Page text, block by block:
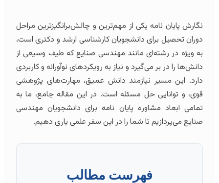
نگارش پایان نامه یکی از مهم‌ترین و چالش‌برانگیزترین مراحل
دوران تحصیل برای دانشجویان کارشناسی ارشد و دکتری است،
به ویژه در رشته‌ای مانند مهندسی صنایع که طیف وسیعی از
دانش‌ها را در بر می‌گیرد و نیاز به رویکردهای نوآورانه و کاربردی
دارد. این مسیر نیازمند دانش عمیق، مهارت‌های پژوهشی
قوی، و توانایی حل مسئله است. در این مقاله جامع، ما به
تمامی ابعاد مشاوره پایان نامه برای دانشجویان مهندسی
صنایع می‌پردازیم تا شما را در این سفر علمی یاری دهیم.
فهرست مطالب